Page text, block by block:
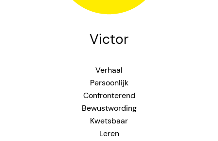
Victor
Verhaal
Persoonlijk
Confronterend
Bewustwording
Kwetsbaar
Leren